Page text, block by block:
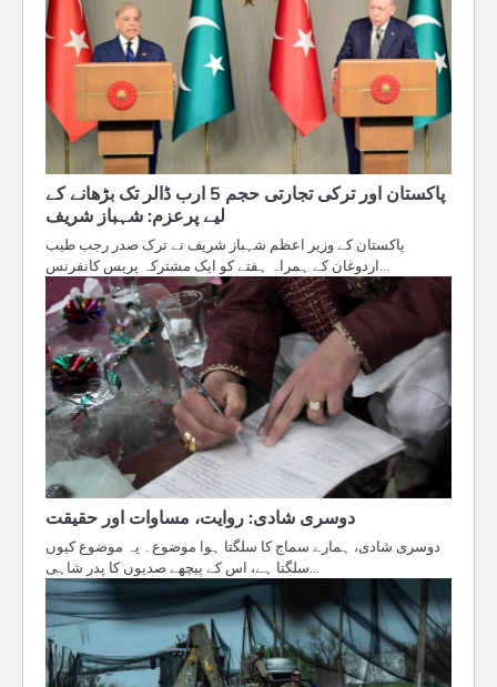
پاکستان اور ترکی تجارتی حجم 5 ارب ڈالر تک بڑھانے کے
لیے پرعزم: شہباز شریف
پاکستان کے وزیر اعظم شہباز شریف نے ترک صدر رجب طیب
اردوغان کے ہمراہ ہفتے کو ایک مشترکہ پریس کانفرنس…
دوسری شادی: روایت، مساوات اور حقیقت
دوسری شادی، ہمارے سماج کا سلگتا ہوا موضوع۔ یہ موضوع کیوں
سلگتا ہے، اس کے پیچھے صدیوں کا پدر شاہی…